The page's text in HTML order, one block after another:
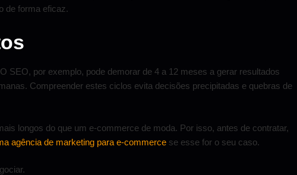
de forma eficaz.
SEO, por exemplo, pode demorar de 4 a 12 meses a gerar resultados
Compreender estes ciclos evita decisões precipitadas e quebras de
longos do que um e-commerce de moda. Por isso, antes de contratar,
agência de marketing para e-commerce se esse for o seu caso.